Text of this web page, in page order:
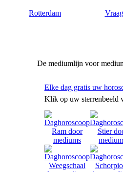
Rotterdam
De mediumlijn voor
Elke dag gratis uw
Klik op uw sterrenbeeld